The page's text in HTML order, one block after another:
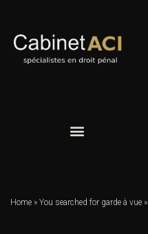
Home » You searched for garde à vue »